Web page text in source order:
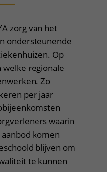
te openen
zorg van het
ondersteunende
Op
welke regionale
Zo
per jaar
waarin
komen
blijven om
te kunnen